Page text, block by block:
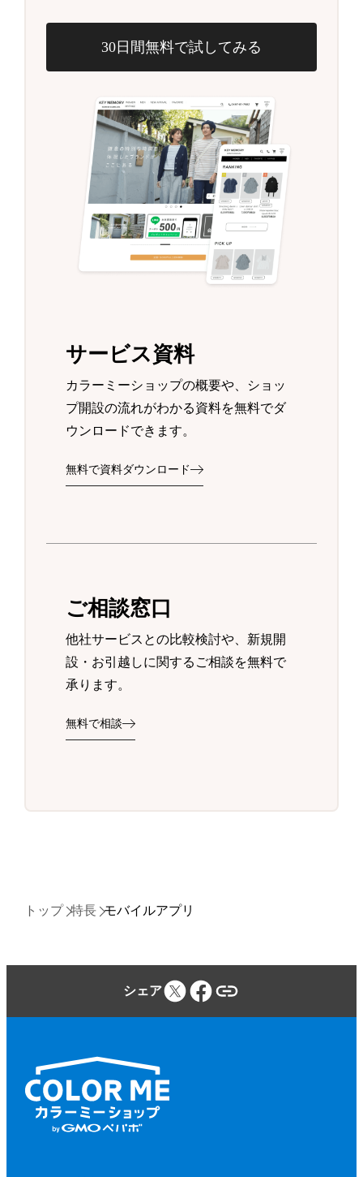
30日間無料で試してみる
サービス資料
カラーミーショップの概要や、ショッ
プ開設の流れがわかる資料を無料でダ
ウンロードできます。
無料で資料ダウンロード
ご相談窓口
他社サービスとの比較検討や、新規開
設・お引越しに関するご相談を無料で
承ります。
無料で相談
トップ 特長 モバイルアプリ
シェア